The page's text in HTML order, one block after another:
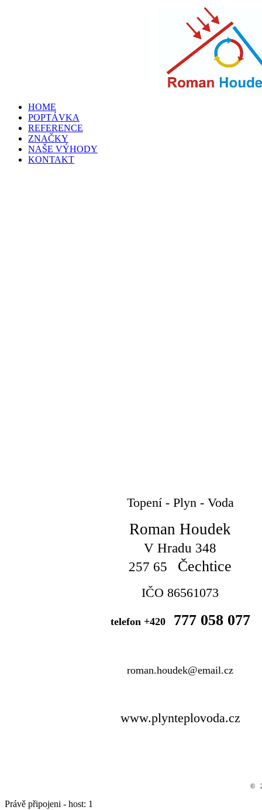
HOME
POPTÁVKA
REFERENCE
ZNAČKY
NAŠE VÝHODY
KONTAKT
Topení - Plyn - Voda
Roman Houdek
V Hradu 348
257 65 Čechtice
IČO 86561073
telefon +420777 058 077
roman.houdek@email.cz
www.plynteplovoda.cz
©
Právě připojeni - host: 1